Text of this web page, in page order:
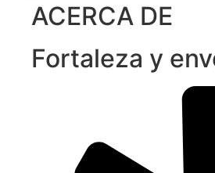
ACERCA DE
Fortaleza y